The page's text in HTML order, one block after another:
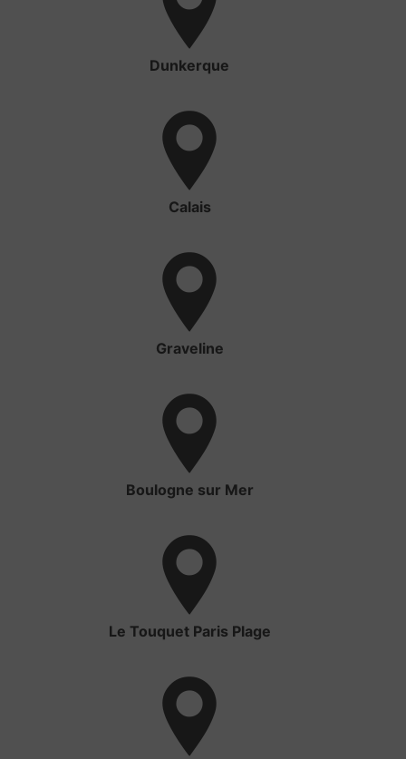
Dunkerque
Calais
Graveline
Boulogne sur Mer
Le Touquet Paris Plage